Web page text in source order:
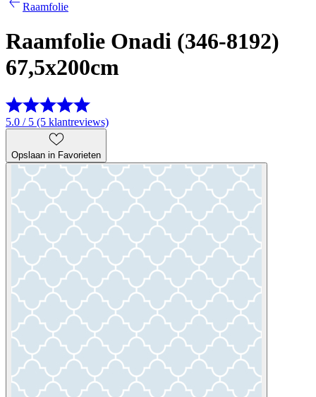
Raamfolie
Raamfolie Onadi (346-8192)
67,5x200cm
5.0 / 5 (5 klantreviews)
Opslaan in Favorieten